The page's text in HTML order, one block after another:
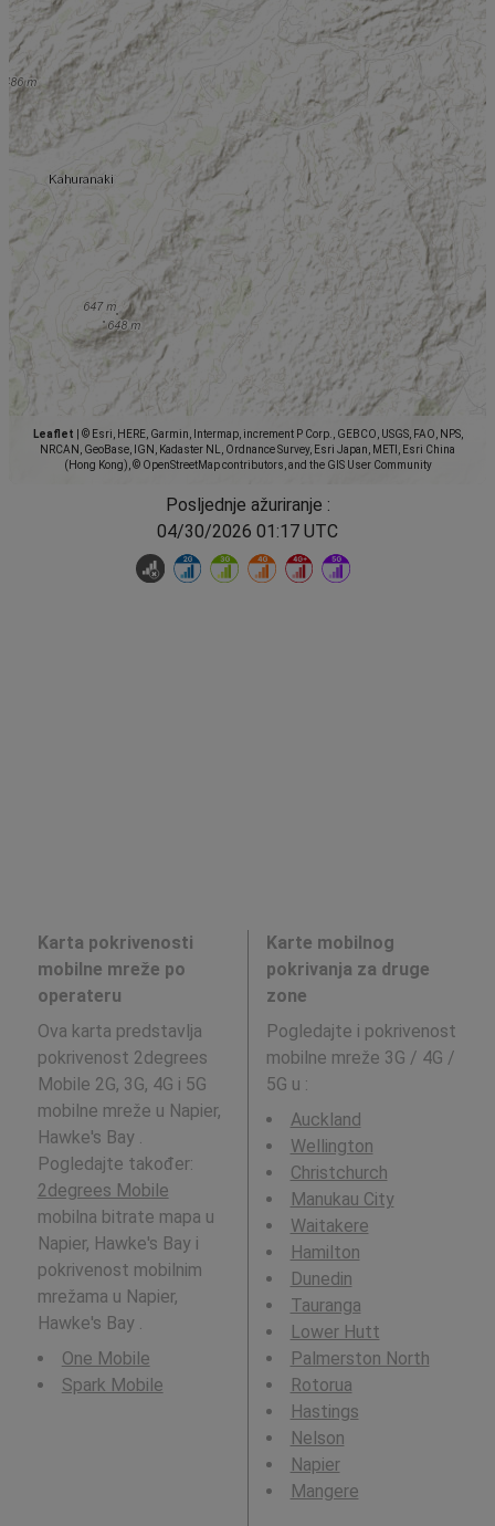
Leaflet
© Esri, HERE, Garmin, Intermap, increment P Corp., GEBCO, USGS, FAO, NPS,
NRCAN, GeoBase, IGN, Kadaster NL, Ordnance Survey, Esri Japan, METI, Esri China
(Hong Kong), © OpenStreetMap contributors, and the GIS User Community
Posljednje ažuriranje :
04/30/2026 01:17 UTC
Karta pokrivenosti
mobilne mreže po
operateru
Ova karta predstavlja
pokrivenost 2degrees
Mobile 2G, 3G, 4G i 5G
mobilne mreže u Napier,
Hawke's Bay .
Pogledajte također:
2degrees Mobile
mobilna bitrate mapa u
Napier, Hawke's Bay i
pokrivenost mobilnim
mrežama u Napier,
Hawke's Bay .
One Mobile
Spark Mobile
Karte mobilnog
pokrivanja za druge
zone
Pogledajte i pokrivenost
mobilne mreže 3G / 4G /
5G u :
Auckland
Wellington
Christchurch
Manukau City
Waitakere
Hamilton
Dunedin
Tauranga
Lower Hutt
Palmerston North
Rotorua
Hastings
Nelson
Napier
Mangere